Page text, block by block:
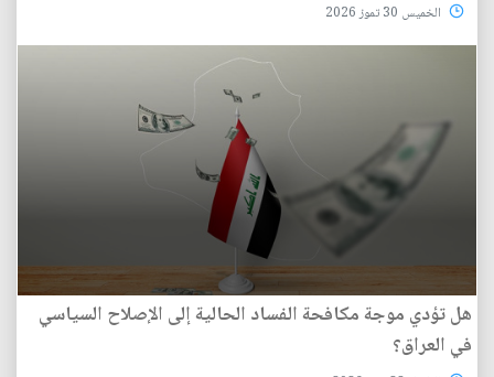
الخميس 30 تموز 2026
هل تؤدي موجة مكافحة الفساد الحالية إلى الإصلاح السياسي
في العراق؟